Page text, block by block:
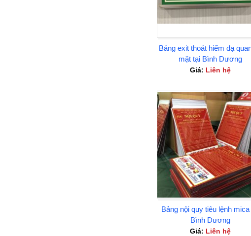
Bảng exit thoát hiểm dạ
mặt tại Bình Dương
Giá: Liên hệ
Bảng nội quy tiêu lệnh mica
Bình Dương
Giá: Liên hệ